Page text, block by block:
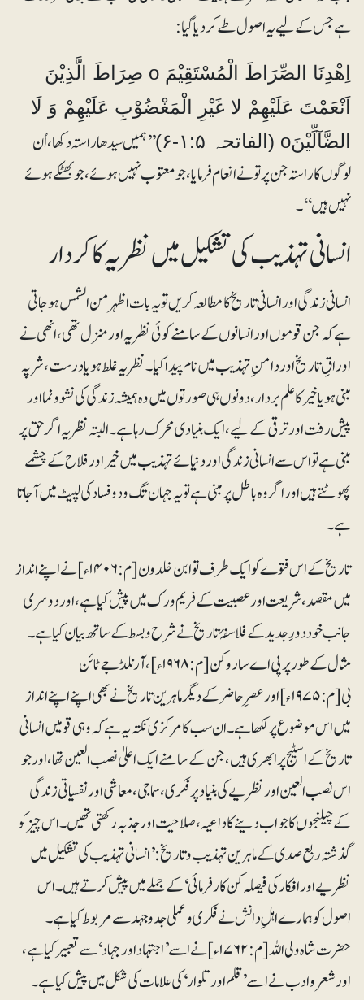
ہے جس کے لیے یہ اصول طے کر دیا گیا:
اِھْدِنَا الصِّرَاطَ الْمُسْتَقِیْمَ o صِرَاطَ الَّذِیْنَ
اَنْعَمْتَ عَلَیْھِمْ لا غَیْرِ الْمَغْضُوْبِ عَلَیْھِمْ وَ لَا
الضَّآلِّیْنَo (الفاتحہ ۱:۵-۶)
’’ہمیں سیدھا راستہ دکھا، اُن
لوگوں کا راستہ جن پر تو نے انعام فرمایا، جو معتوب نہیں ہوئے، جو بھٹکے ہوئے
نہیں ہیں‘‘۔
انسانی تہذیب کی تشکیل میں نظریہ کا کردار
انسانی زندگی اور انسانی تاریخ کا مطالعہ کریں تو یہ بات اظہر من الشمس ہوجاتی
ہے کہ جن قوموں اور انسانوں کے سامنے کوئی نظریہ اور منزل تھی، انھی نے
اوراقِ تاریخ اور دامنِ تہذیب میں نام پیدا کیا۔ نظریہ غلط ہو یا درست، شر پہ
مبنی ہو یا خیر کا علم بردار، دونوں ہی صورتوں میں وہ ہمیشہ زندگی کی نشوونما اور
پیش رفت اور ترقی کے لیے، ایک بنیادی محرک رہا ہے۔ البتہ نظریہ اگر حق پر
مبنی ہے تو اس سے انسانی زندگی اور دنیائے تہذیب میں خیر اور فلاح کے چشمے
پھوٹتے ہیں اور اگر وہ باطل پر مبنی ہے تو یہ جہان تگ و دو فساد کی لپیٹ میں آجاتا
ہے۔
تاریخ کے اس فتوے کو ایک طرف تو ابن خلدون[م:۱۴۰۶ء] نے اپنے انداز
میں مقصد، شریعت اور عصبیت کے فریم ورک میں پیش کیا ہے، اور دوسری
جانب خود دورِ جدید کے فلاسفۂ تاریخ نے شرح و بسط کے ساتھ بیان کیا ہے۔
مثال کے طور پر پی اے ساروکن [م:۱۹۶۸ء]، آرنلڈ جے ٹائن
بی[م:۱۹۷۵ء] اور عصرِ حاضر کے دیگر ماہرین تاریخ نے بھی اپنے اپنے انداز
میں اس موضوع پر لکھا ہے۔ ان سب کا مرکزی نکتہ یہ ہے کہ وہی قومیں انسانی
تاریخ کے اسٹیج پر ابھری ہیں، جن کے سامنے ایک اعلیٰ نصب العین تھا، اور جو
اس نصب العین اور نظریے کی بنیاد پر فکری، سماجی، معاشی اور نفسیاتی زندگی
کے چیلنجوں کا جواب دینے کا داعیہ، صلاحیت اور جذبہ رکھتی تھیں۔ اس چیز کو
گذشتہ ربع صدی کے ماہرین تہذیب و تاریخ: ’انسانی تہذیب کی تشکیل میں
نظریے اور افکار کی فیصلہ کن کار فرمائی‘ کے جملے میں پیش کرتے ہیں۔ اس
اصول کو ہمارے اہلِ دانش نے فکری و عملی جدوجہد سے مربوط کیا ہے۔
حضرت شاہ ولی اللہ [م:۱۷۶۲ء] نے اسے ’اجتہاد اور جہاد‘ سے تعبیر کیا ہے،
اور شعرو ادب نے اسے ’قلم اور تلوار‘ کی علامات کی شکل میں پیش کیا ہے۔